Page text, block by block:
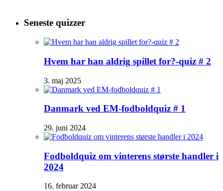
Seneste quizzer
Hvem har han aldrig spillet for?-quiz # 2
3. maj 2025
Danmark ved EM-fodboldquiz # 1
29. juni 2024
Fodboldquiz om vinterens største handler i
2024
16. februar 2024